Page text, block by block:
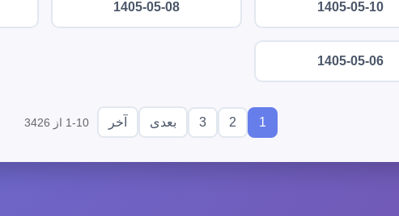
1405-05-10
1405-05-08
1405-05-06
1
2
3 بعدی آخر 1-10 از 3426